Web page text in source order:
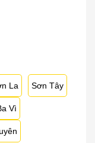
La Sơn Tây
Vì